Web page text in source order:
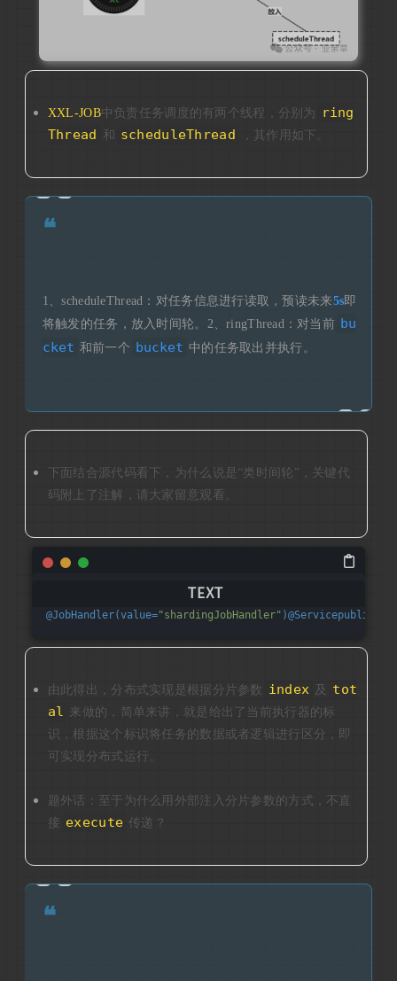
XXL-JOB中负责任务调度的有两个线程，分别为
ring
Thread 和 scheduleThread ，其作用如下。
❝
1、scheduleThread：对任务信息进行读取，预读未来5s即
将触发的任务，放入时间轮。2、ringThread：对当前 bu
cket 和前一个 bucket 中的任务取出并执行。
下面结合源代码看下，为什么说是“类时间轮”，关键代
码附上了注解，请大家留意观看。
@JobHandler(value="shardingJobHandler"
由此得出，分布式实现是根据分片参数 index 及
tot
al 来做的，简单来讲，就是给出了当前执行器的标
识，根据这个标识将任务的数据或者逻辑进行区分，即
可实现分布式运行。
题外话：至于为什么用外部注入分片参数的方式，不直
接
execute 传递？
❝